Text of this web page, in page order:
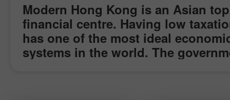
Modern Hong Kong is an Asian top
financial centre. Having low
has one of the most ideal
systems in the world. The